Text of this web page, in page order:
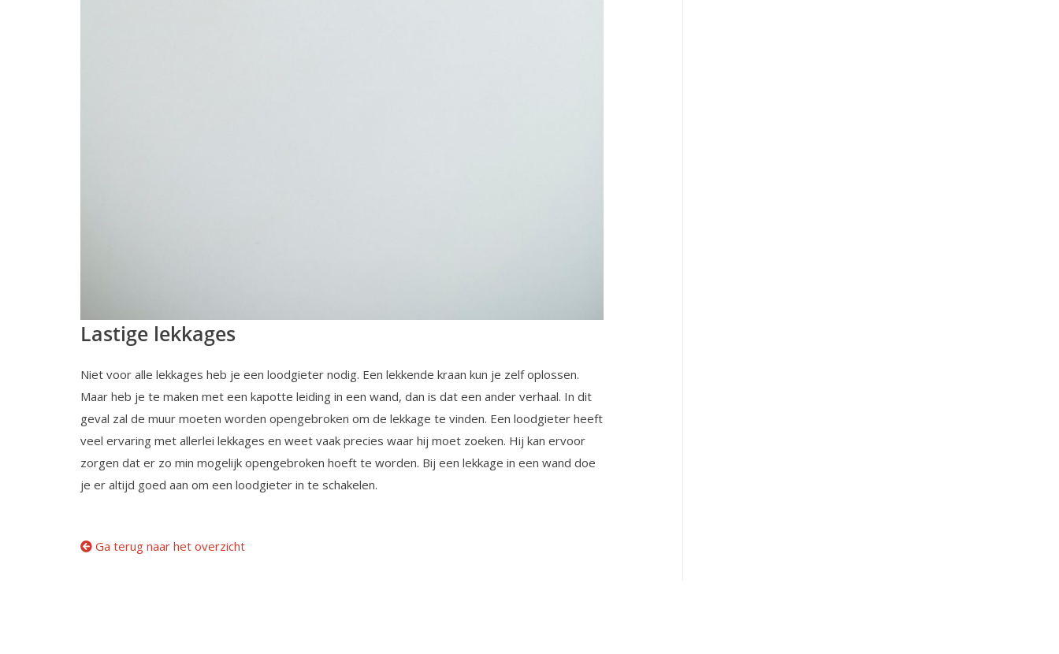
Lastige lekkages
Niet voor alle lekkages heb je een loodgieter nodig. Een lekkende kraan kun je zelf oplossen.
Maar heb je te maken met een kapotte leiding in een wand, dan is dat een ander verhaal. In dit
geval zal de muur moeten worden opengebroken om de lekkage te vinden. Een loodgieter heeft
veel ervaring met allerlei lekkages en weet vaak precies waar hij moet zoeken. Hij kan ervoor
zorgen dat er zo min mogelijk opengebroken hoeft te worden. Bij een lekkage in een wand doe
je er altijd goed aan om een loodgieter in te schakelen.
Ga terug naar het overzicht